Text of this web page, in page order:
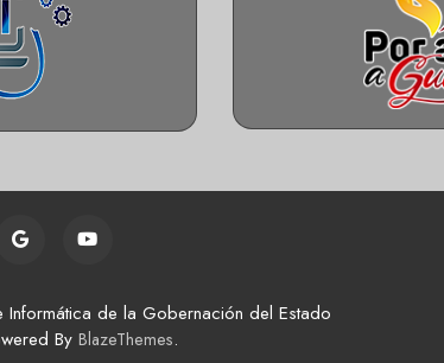
de la Gobernación del Estado
By BlazeThemes.